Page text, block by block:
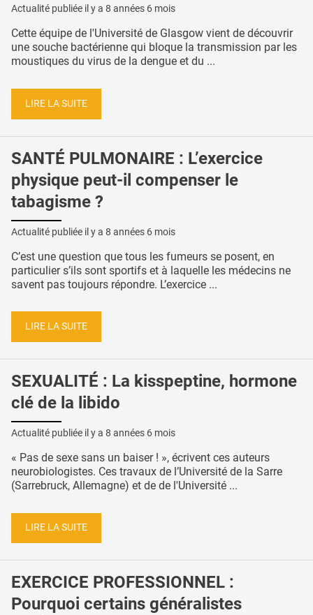
Actualité publiée il y a 8 années 6 mois
Cette équipe de l'Université de Glasgow vient de découvrir
une souche bactérienne qui bloque la transmission par les
moustiques du virus de la dengue et du ...
LIRE LA SUITE
SANTÉ PULMONAIRE : L’exercice
physique peut-il compenser le
tabagisme ?
Actualité publiée il y a 8 années 6 mois
C’est une question que tous les fumeurs se posent, en
particulier s’ils sont sportifs et à laquelle les médecins ne
savent pas toujours répondre. L’exercice ...
LIRE LA SUITE
SEXUALITÉ : La kisspeptine, hormone
clé de la libido
Actualité publiée il y a 8 années 6 mois
« Pas de sexe sans un baiser ! », écrivent ces auteurs
neurobiologistes. Ces travaux de l’Université de la Sarre
(Sarrebruck, Allemagne) et de de l'Université ...
LIRE LA SUITE
EXERCICE PROFESSIONNEL :
Pourquoi certains généralistes